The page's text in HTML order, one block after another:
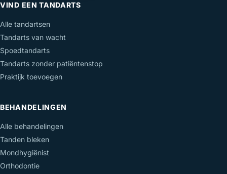
VIND EEN TANDARTS
Alle tandartsen
Tandarts van wacht
Spoedtandarts
Tandarts zonder patiëntenstop
Praktijk toevoegen
BEHANDELINGEN
Alle behandelingen
Tanden bleken
Mondhygiënist
Orthodontie